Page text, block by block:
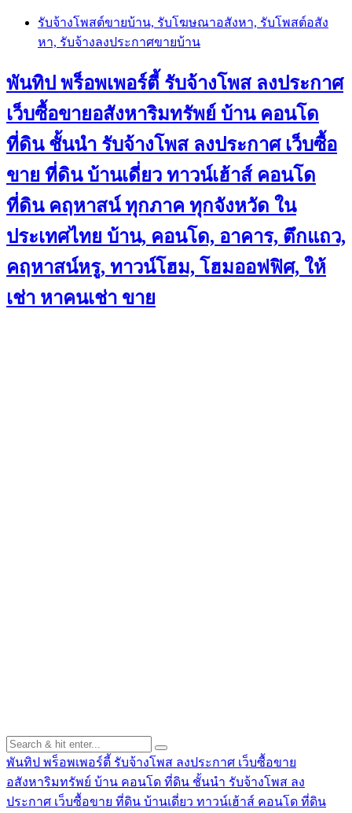
Skip
content
รับจ้างโพสต์ขายบ้าน, รับโฆษณาอสังหา, รับโพสต์อสัง
หา, รับจ้างลงประกาศขายบ้าน
พันทิป พร็อพเพอร์ตี้ รับจ้างโพส ลงประกาศ
เว็บซื้อขายอสังหาริมทรัพย์ บ้าน คอนโด
ที่ดิน ชั้นนำ รับจ้างโพส ลงประกาศ เว็บซื้อ
ขาย ที่ดิน บ้านเดี่ยว ทาวน์เฮ้าส์ คอนโด
ที่ดิน คฤหาสน์ ทุกภาค ทุกจังหวัด ใน
ประเทศไทย บ้าน, คอนโด, อาคาร, ตึกแถว,
คฤหาสน์หรู, ทาวน์โฮม, โฮมออฟฟิศ, ให้
เช่า หาคนเช่า ขาย
พันทิป พร็อพเพอร์ตี้ รับจ้างโพส ลงประกาศ เว็บซื้อขาย
อสังหาริมทรัพย์ บ้าน คอนโด ที่ดิน ชั้นนำ รับจ้างโพส ลง
ประกาศ เว็บซื้อขาย ที่ดิน บ้านเดี่ยว ทาวน์เฮ้าส์ คอนโด ที่ดิน